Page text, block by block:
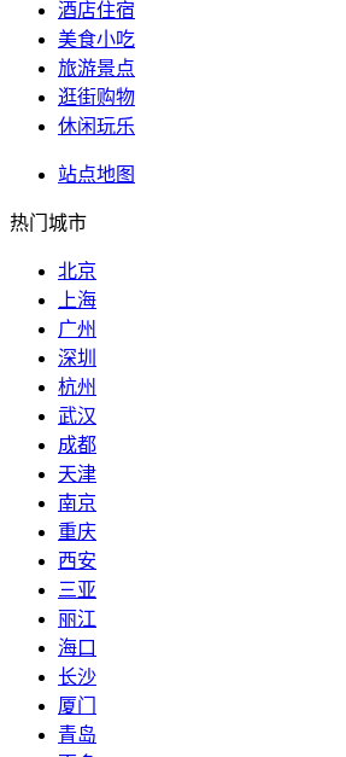
酒店住宿
美食小吃
旅游景点
逛街购物
休闲玩乐
站点地图
热门城市
北京
上海
广州
深圳
杭州
武汉
成都
天津
南京
重庆
西安
三亚
丽江
海口
长沙
厦门
青岛